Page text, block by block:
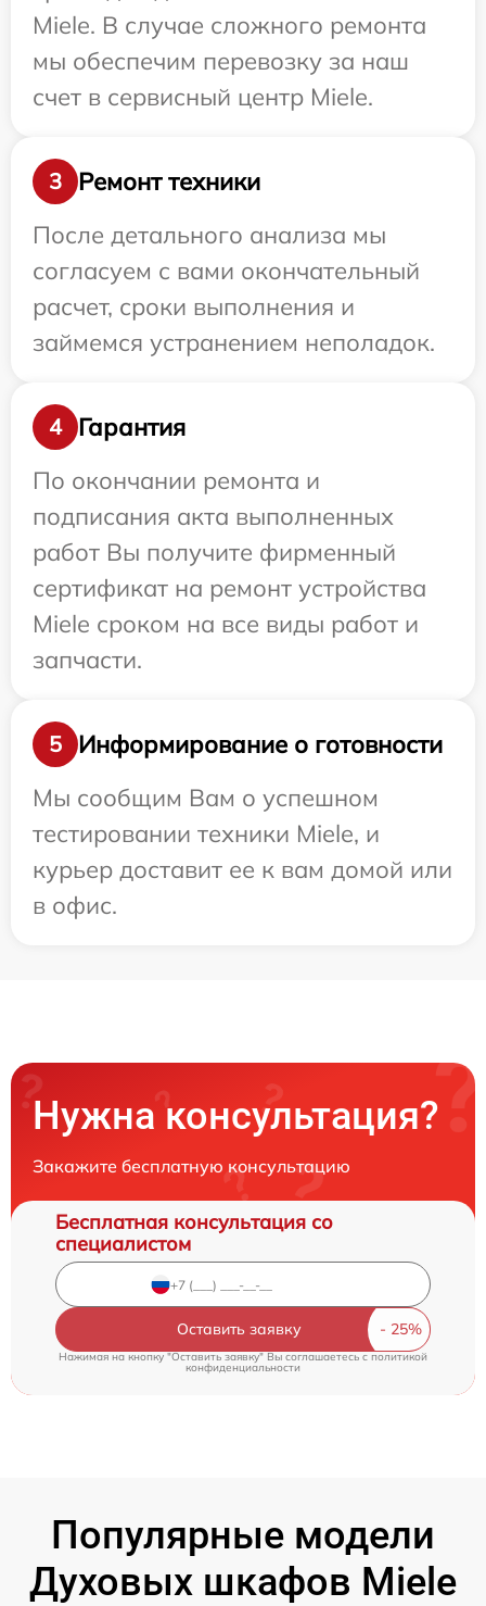
Miele. В случае сложного ремонта
мы обеспечим перевозку за наш
счет в сервисный центр Miele.
3
Ремонт техники
После детального анализа мы
согласуем с вами окончательный
расчет, сроки выполнения и
займемся устранением неполадок.
4
Гарантия
По окончании ремонта и
подписания акта выполненных
работ Вы получите фирменный
сертификат на ремонт устройства
Miele сроком на все виды работ и
запчасти.
5
Информирование о готовности
Мы сообщим Вам о успешном
тестировании техники Miele, и
курьер доставит ее к вам домой или
в офис.
Нужна консультация?
Закажите бесплатную консультацию
Бесплатная консультация со
специалистом
Оставить заявку
Нажимая на кнопку "Оставить заявку" Вы соглашаетесь cполитикой
конфиденциальности
Популярные модели
Духовых шкафов Miele